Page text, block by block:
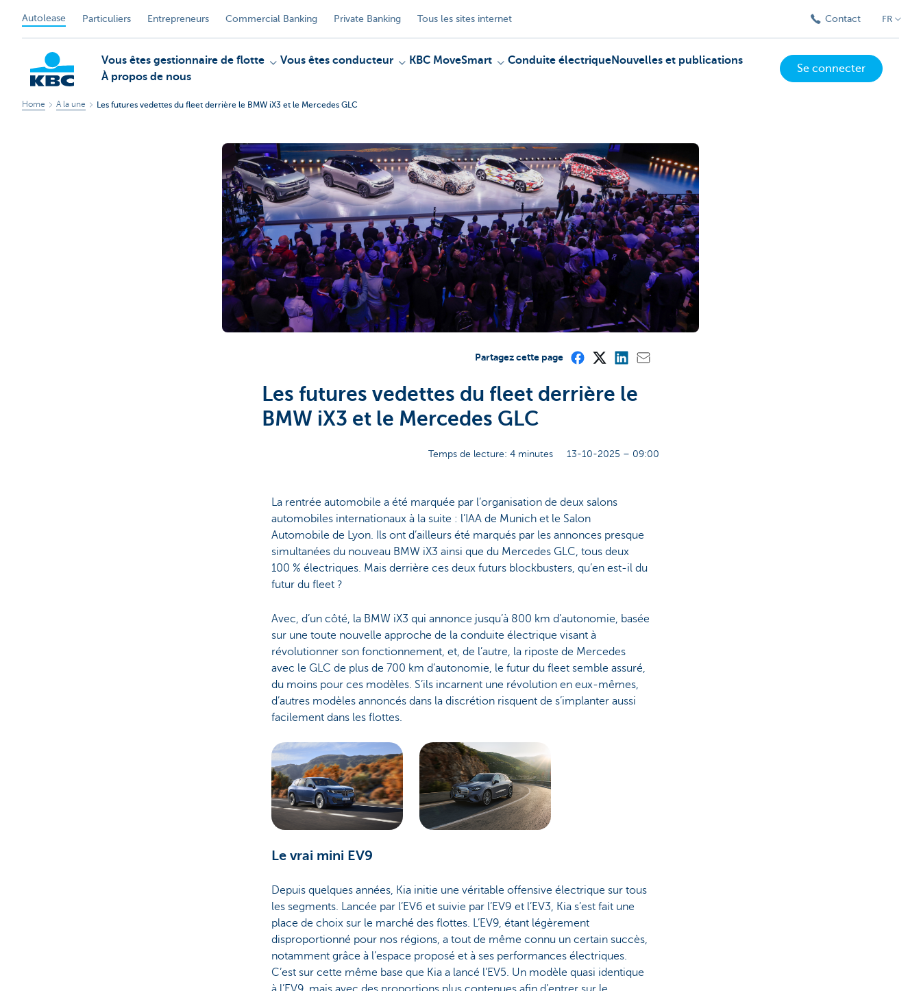
Autolease Particuliers Entrepreneurs Commercial Banking Private Banking Tous les sites internet Contact FR
Vous êtes gestionnaire de flotte Vous êtes conducteur KBC MoveSmart Conduite électriqueNouvelles et publications
À propos de nous
Se connecter
Home A la une Les futures vedettes du fleet derrière le BMW iX3 et le Mercedes GLC
Partagez cette page
Les futures vedettes du fleet derrière le
BMW iX3 et le Mercedes GLC
Temps de lecture: 4 minutes 13-10-2025 – 09:00
La rentrée automobile a été marquée par l’organisation de deux salons
automobiles internationaux à la suite : l’IAA de Munich et le Salon
Automobile de Lyon. Ils ont d’ailleurs été marqués par les annonces presque
simultanées du nouveau BMW iX3 ainsi que du Mercedes GLC, tous deux
100 % électriques. Mais derrière ces deux futurs blockbusters, qu’en est-il du
futur du fleet ?
Avec, d’un côté, la BMW iX3 qui annonce jusqu’à 800 km d’autonomie, basée
sur une toute nouvelle approche de la conduite électrique visant à
révolutionner son fonctionnement, et, de l’autre, la riposte de Mercedes
avec le GLC de plus de 700 km d’autonomie, le futur du fleet semble assuré,
du moins pour ces modèles. S’ils incarnent une révolution en eux-mêmes,
d’autres modèles annoncés dans la discrétion risquent de s’implanter aussi
facilement dans les flottes.
Le vrai mini EV9
Depuis quelques années, Kia initie une véritable offensive électrique sur tous
les segments. Lancée par l’EV6 et suivie par l’EV9 et l’EV3, Kia s’est fait une
place de choix sur le marché des flottes. L’EV9, étant légèrement
disproportionné pour nos régions, a tout de même connu un certain succès,
notamment grâce à l’espace proposé et à ses performances électriques.
C’est sur cette même base que Kia a lancé l’EV5. Un modèle quasi identique